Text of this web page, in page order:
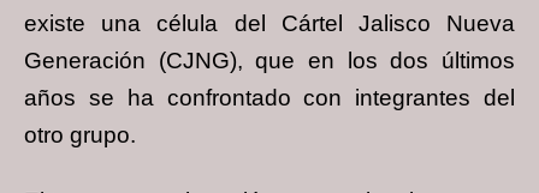
existe una célula del Cártel Jalisco Nueva
Generación (CJNG), que en los dos últimos
años se ha confrontado con integrantes del
otro grupo.